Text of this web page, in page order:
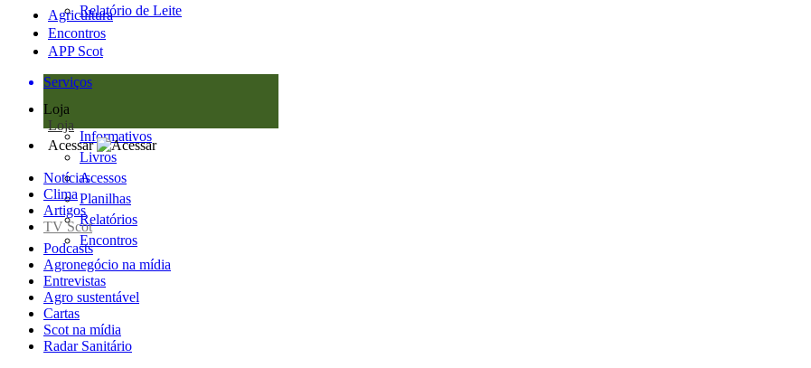
Relatório de Leite
Agricultura
Encontros
APP Scot
Serviços
Loja
Loja
Informativos
Livros
Acessos
Planilhas
Relatórios
Encontros
Acessar
Notícias
Clima
Artigos
TV Scot
Podcasts
Agronegócio na mídia
Entrevistas
Agro sustentável
Cartas
Scot na mídia
Radar Sanitário